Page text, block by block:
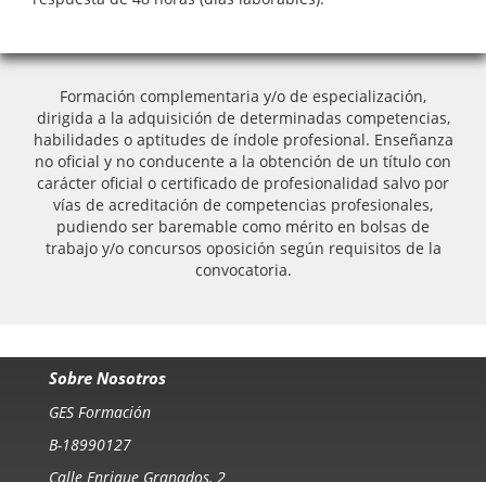
Formación complementaria y/o de especialización,
dirigida a la adquisición de determinadas competencias,
habilidades o aptitudes de índole profesional. Enseñanza
no oficial y no conducente a la obtención de un título con
carácter oficial o certificado de profesionalidad salvo por
vías de acreditación de competencias profesionales,
pudiendo ser baremable como mérito en bolsas de
trabajo y/o concursos oposición según requisitos de la
convocatoria.
Sobre Nosotros
GES Formación
B-18990127
Calle Enrique Granados, 2